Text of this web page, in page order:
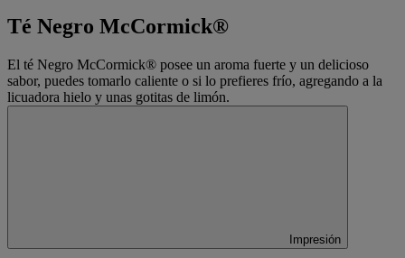
Té Negro McCormick®
El té Negro McCormick® posee un aroma fuerte y un delicioso
sabor, puedes tomarlo caliente o si lo prefieres frío, agregando a la
licuadora hielo y unas gotitas de limón.
Impresión